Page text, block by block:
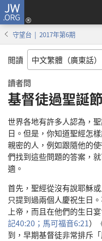
JW.ORG
守望台 | 2017年第6期
閲讀
讀者問
基督徒過聖誕
世界各地有許多人認為，
日。但是，你知道聖經怎
親密的人，例如跟隨他的
們找到這些問題的答案，
適。
首先，聖經從沒有說耶穌
只提到過兩個人慶祝生日
上帝，而且在他們的生日
記40:20； 馬可福音6:21）
到，早期基督徒非常排斥